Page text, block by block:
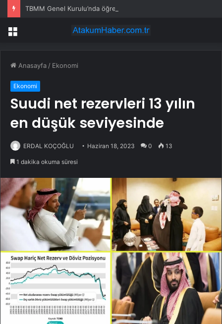
Menü
Anasayfa / Ekonomi
Ekonomi
Suudi net rezervleri 13 yılın
en düşük seviyesinde
ERDAL KOÇOĞLU Haziran 18, 2023 0 13
1 dakika okuma süresi